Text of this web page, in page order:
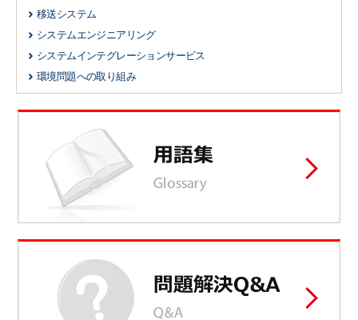
移送システム
システムエンジニアリング
システムインテグレーションサービス
環境問題への取り組み